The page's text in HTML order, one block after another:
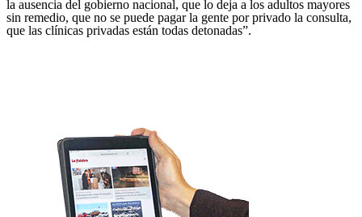
la ausencia del gobierno nacional, que lo deja a los adultos mayores
sin remedio, que no se puede pagar la gente por privado la consulta,
que las clínicas privadas están todas detonadas”.